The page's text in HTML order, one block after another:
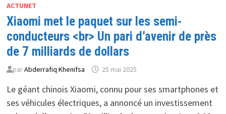
ACTUNET
Xiaomi met le paquet sur les semi-
conducteurs <br> Un pari d’avenir de près
de 7 milliards de dollars
parAbderrafiq Khenifsa 25 mai 2025
Le géant chinois Xiaomi, connu pour ses smartphones et
ses véhicules électriques, a annoncé un investissement